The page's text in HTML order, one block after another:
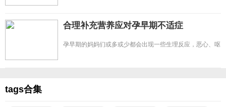
合理补充营养应对孕早期不适症
孕早期的妈妈们或多或少都会出现一些生理反应，恶心、呕
tags合集